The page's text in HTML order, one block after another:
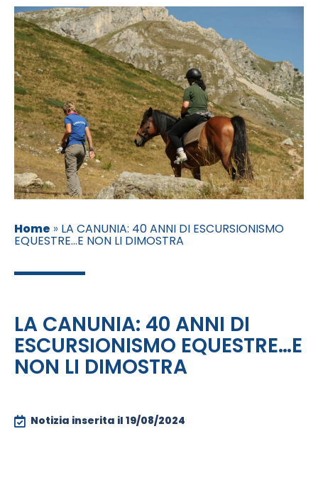
Home » LA CANUNIA: 40 ANNI DI ESCURSIONISMO
EQUESTRE…E NON LI DIMOSTRA
LA CANUNIA: 40 ANNI DI
ESCURSIONISMO EQUESTRE…E
NON LI DIMOSTRA
Notizia inserita il 19/08/2024